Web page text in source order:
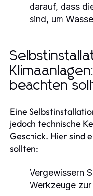
darauf, dass
sind, um
beachten
Eine
jedoch technische
Geschick. Hier sind
sollten:
Vergewissern
Werkzeuge